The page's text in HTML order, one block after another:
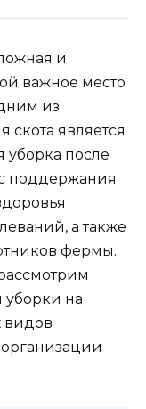
и
важное место
из
скота является
уборка после
поддержания
а также
фермы.
уборки на
видов